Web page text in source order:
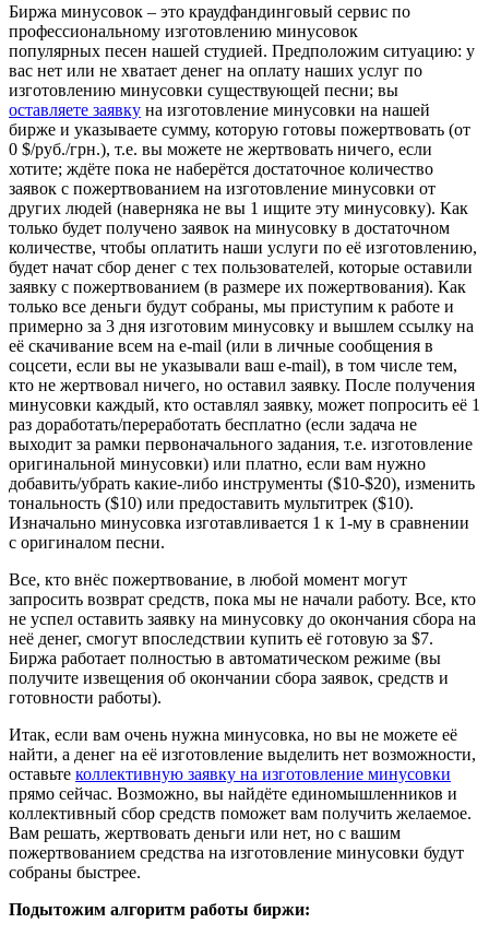
Биржа минусовок – это краудфандинговый сервис по
профессиональному изготовлению минусовок
популярных песен нашей студией. Предположим ситуацию: у
вас нет или не хватает денег на оплату наших услуг по
изготовлению минусовки существующей песни; вы
оставляете заявку на изготовление минусовки на нашей
бирже и указываете сумму, которую готовы пожертвовать (от
0 $/руб./грн.), т.е. вы можете не жертвовать ничего, если
хотите; ждёте пока не наберётся достаточное количество
заявок с пожертвованием на изготовление минусовки от
других людей (наверняка не вы 1 ищите эту минусовку). Как
только будет получено заявок на минусовку в достаточном
количестве, чтобы оплатить наши услуги по её изготовлению,
будет начат сбор денег с тех пользователей, которые оставили
заявку с пожертвованием (в размере их пожертвования). Как
только все деньги будут собраны, мы приступим к работе и
примерно за 3 дня изготовим минусовку и вышлем ссылку на
её скачивание всем на e-mail (или в личные сообщения в
соцсети, если вы не указывали ваш e-mail), в том числе тем,
кто не жертвовал ничего, но оставил заявку. После получения
минусовки каждый, кто оставлял заявку, может попросить её 1
раз доработать/переработать бесплатно (если задача не
выходит за рамки первоначального задания, т.е. изготовление
оригинальной минусовки) или платно, если вам нужно
добавить/убрать какие-либо инструменты ($10-$20), изменить
тональность ($10) или предоставить мультитрек ($10).
Изначально минусовка изготавливается 1 к 1-му в сравнении
с оригиналом песни.
Все, кто внёс пожертвование, в любой момент могут
запросить возврат средств, пока мы не начали работу. Все, кто
не успел оставить заявку на минусовку до окончания сбора на
неё денег, смогут впоследствии купить её готовую за $7.
Биржа работает полностью в автоматическом режиме (вы
получите извещения об окончании сбора заявок, средств и
готовности работы).
Итак, если вам очень нужна минусовка, но вы не можете её
найти, а денег на её изготовление выделить нет возможности,
оставьте коллективную заявку на изготовление минусовки
прямо сейчас. Возможно, вы найдёте единомышленников и
коллективный сбор средств поможет вам получить желаемое.
Вам решать, жертвовать деньги или нет, но с вашим
пожертвованием средства на изготовление минусовки будут
собраны быстрее.
Подытожим алгоритм работы биржи: